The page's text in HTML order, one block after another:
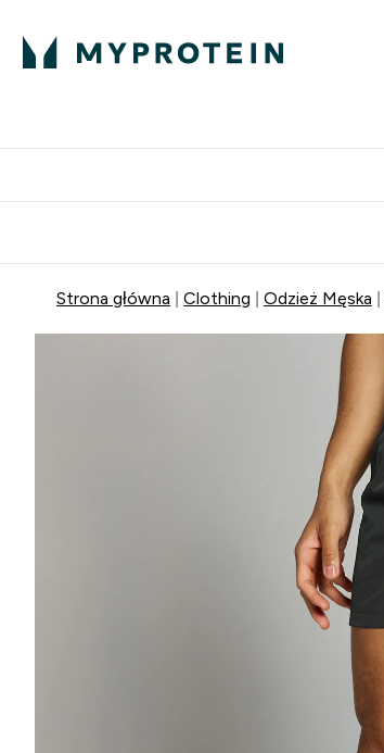
Strona główna Clothing Odzież Męska